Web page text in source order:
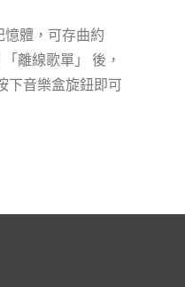
體，可存曲約
離線歌單」 後，
下音樂盒旋鈕即可